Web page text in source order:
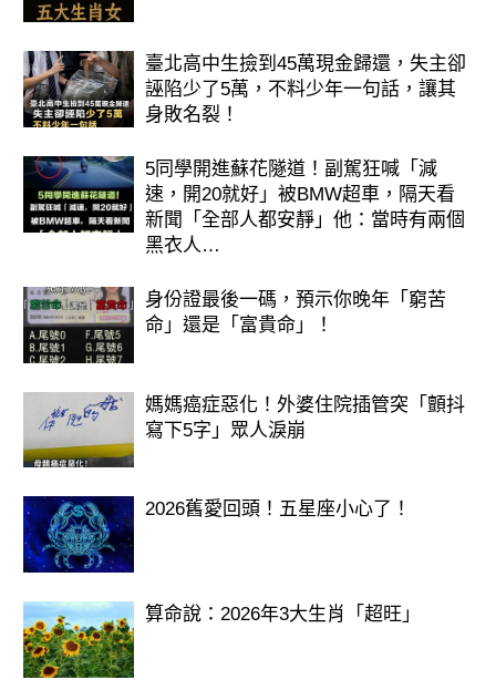
臺北高中生撿到45萬現金歸還，失主卻
誣陷少了5萬，不料少年一句話，讓其
身敗名裂！
5同學開進蘇花隧道！副駕狂喊「減
速，開20就好」被BMW超車，隔天看
新聞「全部人都安靜」他：當時有兩個
黑衣人…
身份證最後一碼，預示你晚年「窮苦
命」還是「富貴命」！
媽媽癌症惡化！外婆住院插管突「顫抖
寫下5字」眾人淚崩
2026舊愛回頭！五星座小心了！
算命說：2026年3大生肖「超旺」